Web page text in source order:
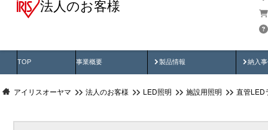
法人のお客様
TOP 事業概要 製品情報
製品動画 納入
納
アイリスオーヤマ 法人のお客様 LED照明 施設用照明 直管LED